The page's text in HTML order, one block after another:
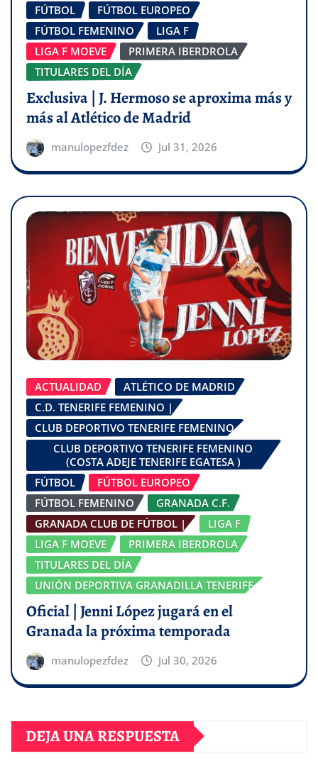
FÚTBOL
FÚTBOL EUROPEO
FÚTBOL FEMENINO
LIGA F
LIGA F MOEVE
PRIMERA IBERDROLA
TITULARES DEL DÍA
Exclusiva | J. Hermoso se aproxima más y
más al Atlético de Madrid
manulopezfdez Jul 31, 2026
ACTUALIDAD
ATLÉTICO DE MADRID
C.D. TENERIFE FEMENINO |
CLUB DEPORTIVO TENERIFE FEMENINO
CLUB DEPORTIVO TENERIFE FEMENINO
(COSTA ADEJE TENERIFE EGATESA )
FÚTBOL
FÚTBOL EUROPEO
FÚTBOL FEMENINO
GRANADA C.F.
GRANADA CLUB DE FÚTBOL |
LIGA F
LIGA F MOEVE
PRIMERA IBERDROLA
TITULARES DEL DÍA
UNIÓN DEPORTIVA GRANADILLA TENERIFE
Oficial | Jenni López jugará en el
Granada la próxima temporada
manulopezfdez Jul 30, 2026
DEJA UNA RESPUESTA